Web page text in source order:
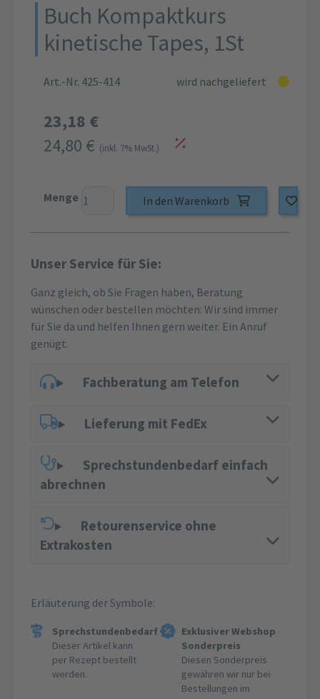
Buch Kompaktkurs
kinetische Tapes, 1St
Art.-Nr. 425-414 wird nachgeliefert
23,18 €
24,80 € (inkl. 7% MwSt.)
Menge In den Warenkorb
Unser Service für Sie:
Ganz gleich, ob Sie Fragen haben, Beratung
wünschen oder bestellen möchten: Wir sind immer
für Sie da und helfen Ihnen gern weiter. Ein Anruf
genügt.
Fachberatung am Telefon
Lieferung mit FedEx
Sprechstundenbedarf einfach
abrechnen
Retourenservice ohne
Extrakosten
Erläuterung der Symbole:
Sprechstundenbedarf
Dieser Artikel kann
per Rezept bestellt
werden.
Exklusiver Webshop
Sonderpreis
Diesen Sonderpreis
gewähren wir nur bei
Bestellungen im